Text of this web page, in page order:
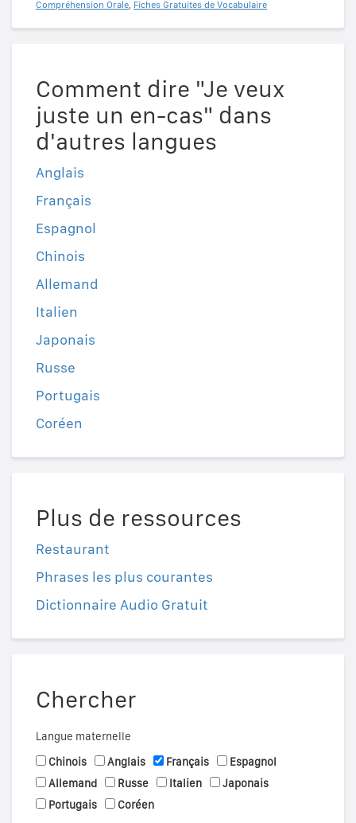
Compréhension Orale, Fiches Gratuites de Vocabulaire
Comment dire "Je veux
juste un en-cas" dans
d'autres langues
Anglais
Français
Espagnol
Chinois
Allemand
Italien
Japonais
Russe
Portugais
Coréen
Plus de ressources
Restaurant
Phrases les plus courantes
Dictionnaire Audio Gratuit
Chercher
Langue maternelle
Chinois
Anglais Français
Espagnol
Allemand
Russe Italien
Japonais
Portugais
Coréen